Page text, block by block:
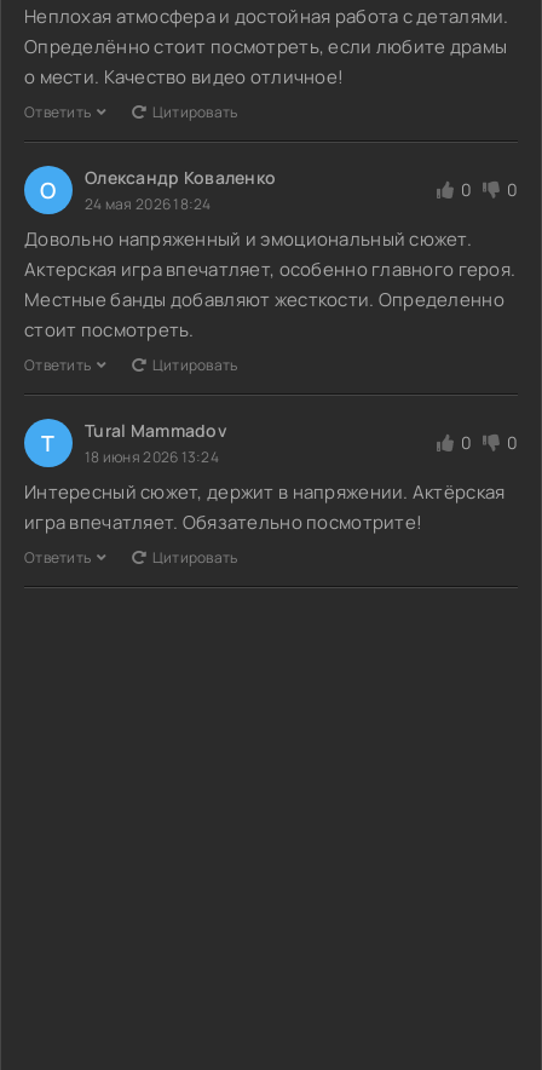
Неплохая атмосфера и достойная работа с деталями.
Определённо стоит посмотреть, если любите драмы
о мести. Качество видео отличное!
Ответить Цитировать
О Олександр Коваленко
24 мая 2026 18:24
0 0
Довольно напряженный и эмоциональный сюжет.
Актерская игра впечатляет, особенно главного героя.
Местные банды добавляют жесткости. Определенно
стоит посмотреть.
Ответить Цитировать
T Tural Mammadov
18 июня 2026 13:24
0 0
Интересный сюжет, держит в напряжении. Актёрская
игра впечатляет. Обязательно посмотрите!
Ответить Цитировать